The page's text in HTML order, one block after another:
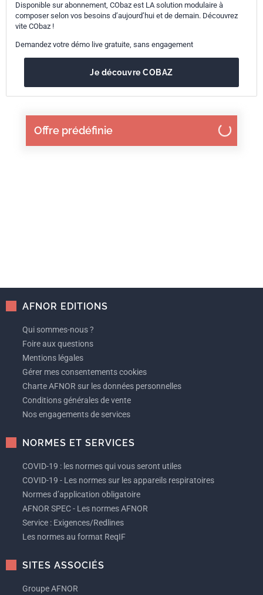
Offre prédéfinie
Disponible sur abonnement, CObaz est LA solution modulaire à
composer selon vos besoins d’aujourd’hui et de demain. Découvrez
vite CObaz !
Demandez votre démo live gratuite, sans engagement
Je découvre COBAZ
AFNOR EDITIONS
Qui sommes-nous ?
Foire aux questions
Mentions légales
Gérer mes consentements cookies
Charte AFNOR sur les données personnelles
Conditions générales de vente
Nos engagements de services
NORMES ET SERVICES
COVID-19 : les normes qui vous seront utiles
COVID-19 - Les normes sur les appareils respiratoires
Normes d’application obligatoire
AFNOR SPEC - Les normes AFNOR
Service : Exigences/Redlines
Les normes au format ReqIF
SITES ASSOCIÉS
Groupe AFNOR